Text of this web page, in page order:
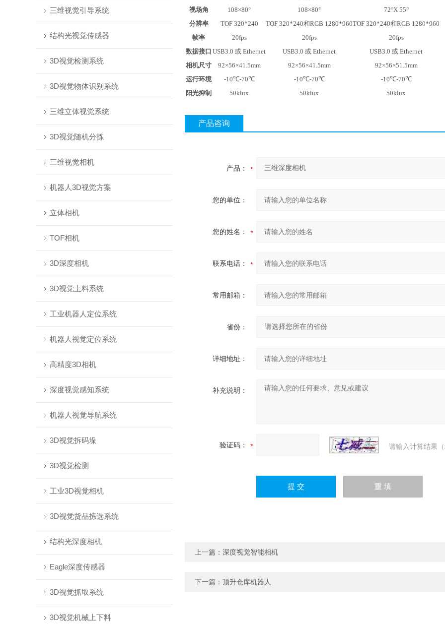
三维视觉引导系统
结构光视觉传感器
3D视觉检测系统
3D视觉物体识别系统
三维立体视觉系统
3D视觉随机分拣
三维视觉相机
机器人3D视觉方案
立体相机
TOF相机
3D深度相机
3D视觉上料系统
工业机器人定位系统
机器人视觉定位系统
高精度3D相机
深度视觉感知系统
机器人视觉导航系统
3D视觉拆码垛
3D视觉检测
工业3D视觉相机
3D视觉货品拣选系统
结构光深度相机
Eagle深度传感器
3D视觉抓取系统
3D视觉机械上下料
视场角
108×80° 108×80°
72°X 55°
分辨率
TOF 320*240 TOF 320*240和RGB 1280*960TOF 320*240和RGB 1280*960
帧率
20fps 20fps
20fps
数据接口 USB3.0 或 Ethernet USB3.0 或 Ethernet
USB3.0 或 Ethernet
相机尺寸
92×56×41.5mm 92×56×41.5mm
92×56×51.5mm
运行环境
-10℃-70℃ -10℃-70℃
-10℃-70℃
阳光抑制
50klux 50klux 50klux
产品咨询
产品：
您的单位：
您的姓名：
联系电话：
常用邮箱：
省份：
详细地址：
补充说明：
验证码： 请输入计算结果
上一篇： 深度视觉智能相机
下一篇： 顶升仓库机器人